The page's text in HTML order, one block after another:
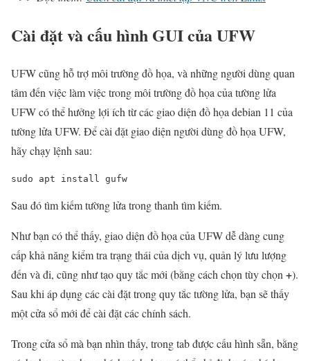
Cài đặt và cấu hình GUI của UFW
UFW cũng hỗ trợ môi trường đồ họa, và những người dùng quan
tâm đến việc làm việc trong môi trường đồ họa của tường lửa
UFW có thể hưởng lợi ích từ các giao diện đồ họa debian 11 của
tường lửa UFW. Để cài đặt giao diện người dùng đồ họa UFW,
hãy chạy lệnh sau:
sudo apt install gufw
Sau đó tìm kiếm tường lửa trong thanh tìm kiếm.
Như bạn có thể thấy, giao diện đồ họa của UFW dễ dàng cung
cấp khả năng kiểm tra trạng thái của dịch vụ, quản lý lưu lượng
đến và đi, cũng như tạo quy tắc mới (bằng cách chọn tùy chọn +).
Sau khi áp dụng các cài đặt trong quy tắc tường lửa, bạn sẽ thấy
một cửa sổ mới để cài đặt các chính sách.
Trong cửa sổ mà bạn nhìn thấy, trong tab được cấu hình sẵn, bằng